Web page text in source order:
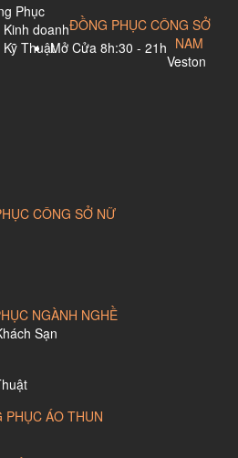
Phục
doanh
ThuậtMở Cửa 8h:30 - 21h
ĐỒNG PHỤC CÔNG SỞ
NAM
Veston
CÔNG SỞ NỮ
NGÀNH NGHỀ
Sạn
PHỤC ÁO THUN